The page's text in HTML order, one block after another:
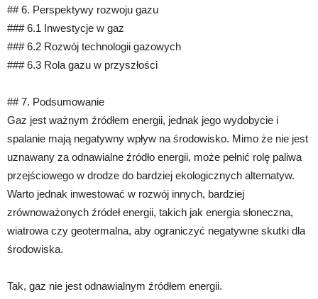
## 6. Perspektywy rozwoju gazu
### 6.1 Inwestycje w gaz
### 6.2 Rozwój technologii gazowych
### 6.3 Rola gazu w przyszłości
## 7. Podsumowanie
Gaz jest ważnym źródłem energii, jednak jego wydobycie i
spalanie mają negatywny wpływ na środowisko. Mimo że nie jest
uznawany za odnawialne źródło energii, może pełnić rolę paliwa
przejściowego w drodze do bardziej ekologicznych alternatyw.
Warto jednak inwestować w rozwój innych, bardziej
zrównoważonych źródeł energii, takich jak energia słoneczna,
wiatrowa czy geotermalna, aby ograniczyć negatywne skutki dla
środowiska.
Tak, gaz nie jest odnawialnym źródłem energii.